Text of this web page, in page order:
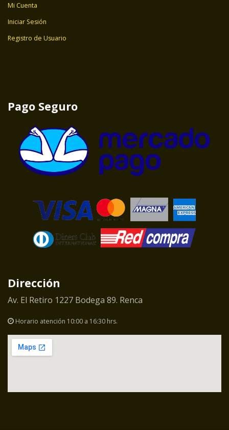
Mi Cuenta
Iniciar Sesión
Registro de Usuario
Pago Seguro
Dirección
Av. El Retiro 1227 Bodega 89. Renca
Horario atención 10:00 a 16:30 hrs.